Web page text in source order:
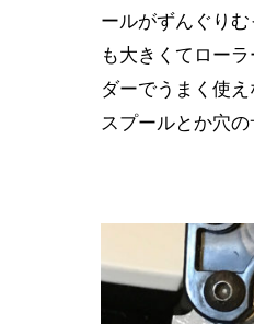
ールがずんぐり
も大きくてロー
ダーでうまく使
スプールとか穴